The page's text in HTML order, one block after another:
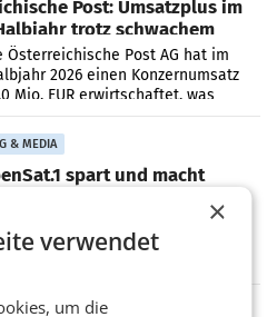
Post: Umsatzplus im
trotz schwachem
Österreichische Post AG hat im
2026 einen Konzernumsatz
Mio. EUR erwirtschaftet, was
von 3,8 Prozent gegenüber dem
& MEDIA
spart und macht
MAILAND/AMSTERDAM. Der
ProSiebenSat.1 hat im
Kostensenkungen operativ
gemacht und die
×
verwendet
um die